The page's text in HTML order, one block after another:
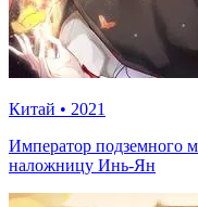
Китай • 2021
Император подземного
наложницу Инь-Ян